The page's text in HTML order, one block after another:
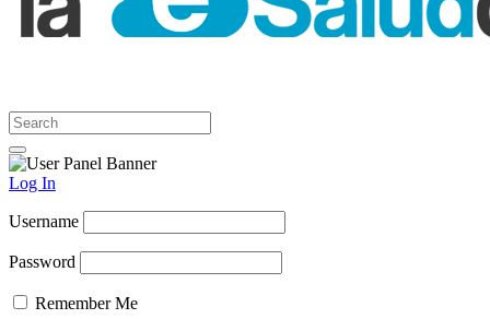
Log In
Username
Password
Remember Me